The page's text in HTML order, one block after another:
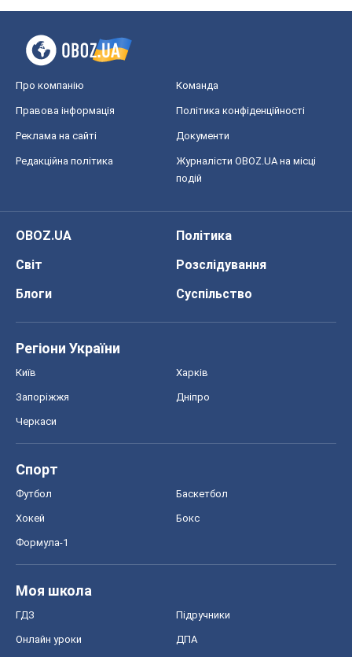
Про компанію Команда
Правова інформація Політика конфіденційності
Реклама на сайті Документи
Редакційна політика
Журналісти OBOZ.UA на місці
подій
OBOZ.UA
Політика
Світ
Розслідування
Блоги
Суспільство
Регіони України
Київ Харків
Запоріжжя Дніпро
Черкаси
Спорт
Футбол Баскетбол
Хокей Бокс
Формула-1
Моя школа
ГДЗ Підручники
Онлайн уроки ДПА